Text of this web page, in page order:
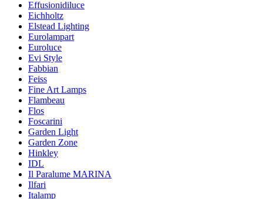
Effusionidiluce
Eichholtz
Elstead Lighting
Eurolampart
Euroluce
Evi Style
Fabbian
Feiss
Fine Art Lamps
Flambeau
Flos
Foscarini
Garden Light
Garden Zone
Hinkley
IDL
Il Paralume MARINA
Ilfari
Italamp